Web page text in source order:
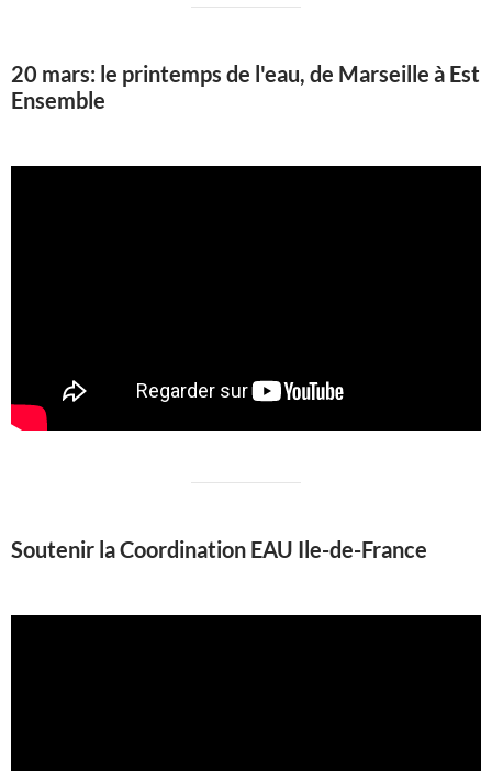
20 mars: le printemps de l'eau, de Marseille à Est
Ensemble
Soutenir la Coordination EAU Ile-de-France